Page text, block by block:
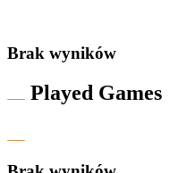
Brak wyników
Played Games